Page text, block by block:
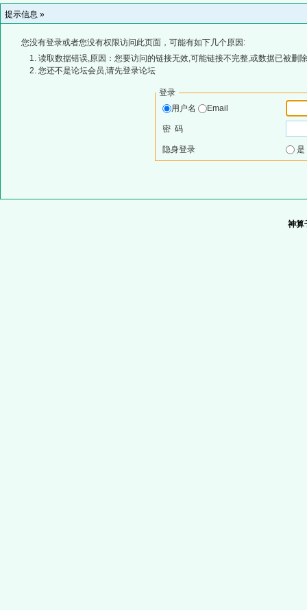
提示信息 »
您没有登录或者您没有权限访问此页面，可能有如下几个原因:
读取数据错误,原因：您要访问的链接无效,可能链接不完整,或数据已被删
您还不是论坛会员,请先登录论坛
登录
用户名
Email
密 码
隐身登录
神算